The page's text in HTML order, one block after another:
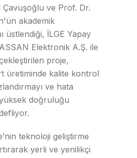
Çavuşoğlu ve Prof. Dr.
akademik
üstlendiği, İLGE Yapay
Elektronik A.Ş. ile
proje,
üretiminde kalite kontrol
ve hata
doğruluğu
teknoloji geliştirme
yerli ve yenilikçi